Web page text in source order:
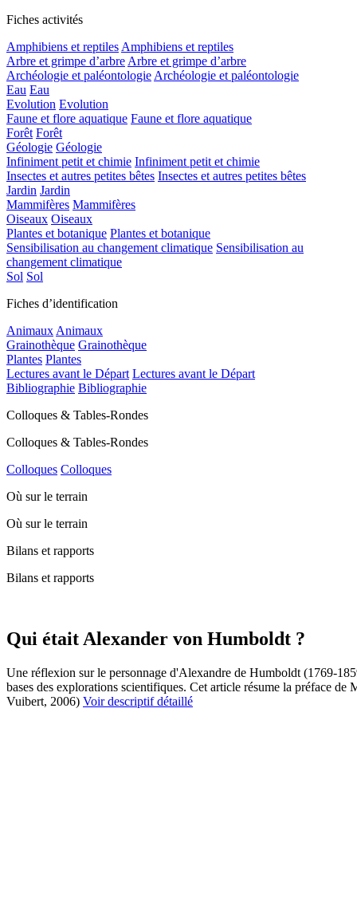
Fiches activités
Amphibiens et reptiles Amphibiens et reptiles
Arbre et grimpe d’arbre Arbre et grimpe d’arbre
Archéologie et paléontologie Archéologie et paléontologie
Eau Eau
Evolution Evolution
Faune et flore aquatique Faune et flore aquatique
Forêt Forêt
Géologie Géologie
Infiniment petit et chimie Infiniment petit et chimie
Insectes et autres petites bêtes Insectes et autres petites bêtes
Jardin Jardin
Mammifères Mammifères
Oiseaux Oiseaux
Plantes et botanique Plantes et botanique
Sensibilisation au changement climatique Sensibilisation au
changement climatique
Sol Sol
Fiches d’identification
Animaux Animaux
Grainothèque Grainothèque
Plantes Plantes
Lectures avant le Départ Lectures avant le Départ
Bibliographie Bibliographie
Colloques & Tables-Rondes
Colloques & Tables-Rondes
Colloques Colloques
Où sur le terrain
Où sur le terrain
Bilans et rapports
Bilans et rapports
Qui était Alexander von Humboldt ?
Une réflexion sur le personnage d'Alexandre de Humboldt (1769-
bases des explorations scientifiques. Cet article résume la préface
Vuibert, 2006) Voir descriptif détaillé